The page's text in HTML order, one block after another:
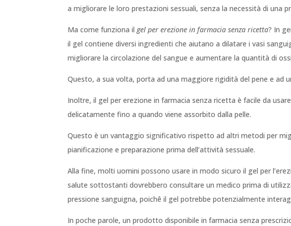
a migliorare le loro prestazioni sessuali, senza la necessità di una
Ma come funziona ilgel per erezione in farmacia senza ricetta? In
il gel contiene diversi ingredienti che aiutano a dilatare i vasi
migliorare la circolazione del sangue e aumentare la quantità di
Questo, a sua volta, porta ad una maggiore rigidità del pene e ad
Inoltre, il gel per erezione in farmacia senza ricetta è facile da
delicatamente fino a quando viene assorbito dalla pelle.
Questo è un vantaggio significativo rispetto ad altri metodi per
pianificazione e preparazione prima dell’attività sessuale.
Alla fine, molti uomini possono usare in modo sicuro il gel per
salute sottostanti dovrebbero consultare un medico prima di
pressione sanguigna, poichê il gel potrebbe potenzialmente
In poche parole, un prodotto disponibile in farmacia senza